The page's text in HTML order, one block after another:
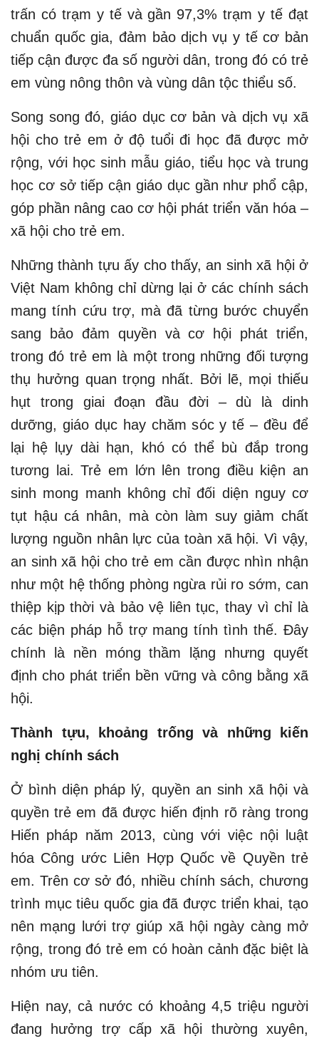
trấn có trạm y tế và gần 97,3% trạm y tế đạt
chuẩn quốc gia, đảm bảo dịch vụ y tế cơ bản
tiếp cận được đa số người dân, trong đó có trẻ
em vùng nông thôn và vùng dân tộc thiểu số.
Song song đó, giáo dục cơ bản và dịch vụ xã
hội cho trẻ em ở độ tuổi đi học đã được mở
rộng, với học sinh mẫu giáo, tiểu học và trung
học cơ sở tiếp cận giáo dục gần như phổ cập,
góp phần nâng cao cơ hội phát triển văn hóa –
xã hội cho trẻ em.
Những thành tựu ấy cho thấy, an sinh xã hội ở
Việt Nam không chỉ dừng lại ở các chính sách
mang tính cứu trợ, mà đã từng bước chuyển
sang bảo đảm quyền và cơ hội phát triển,
trong đó trẻ em là một trong những đối tượng
thụ hưởng quan trọng nhất. Bởi lẽ, mọi thiếu
hụt trong giai đoạn đầu đời – dù là dinh
dưỡng, giáo dục hay chăm sóc y tế – đều để
lại hệ lụy dài hạn, khó có thể bù đắp trong
tương lai. Trẻ em lớn lên trong điều kiện an
sinh mong manh không chỉ đối diện nguy cơ
tụt hậu cá nhân, mà còn làm suy giảm chất
lượng nguồn nhân lực của toàn xã hội. Vì vậy,
an sinh xã hội cho trẻ em cần được nhìn nhận
như một hệ thống phòng ngừa rủi ro sớm, can
thiệp kịp thời và bảo vệ liên tục, thay vì chỉ là
các biện pháp hỗ trợ mang tính tình thế. Đây
chính là nền móng thầm lặng nhưng quyết
định cho phát triển bền vững và công bằng xã
hội.
Thành tựu, khoảng trống và những kiến
nghị chính sách
Ở bình diện pháp lý, quyền an sinh xã hội và
quyền trẻ em đã được hiến định rõ ràng trong
Hiến pháp năm 2013, cùng với việc nội luật
hóa Công ước Liên Hợp Quốc về Quyền trẻ
em. Trên cơ sở đó, nhiều chính sách, chương
trình mục tiêu quốc gia đã được triển khai, tạo
nên mạng lưới trợ giúp xã hội ngày càng mở
rộng, trong đó trẻ em có hoàn cảnh đặc biệt là
nhóm ưu tiên.
Hiện nay, cả nước có khoảng 4,5 triệu người
đang hưởng trợ cấp xã hội thường xuyên,